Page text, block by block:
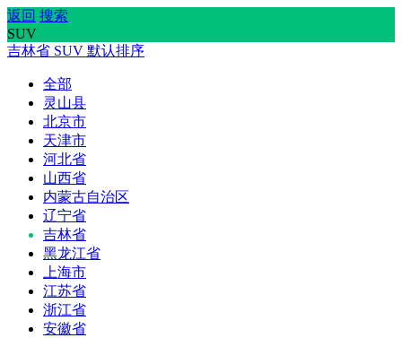
返回 搜索
SUV
吉林省 SUV 默认排序
全部
灵山县
北京市
天津市
河北省
山西省
内蒙古自治区
辽宁省
吉林省
黑龙江省
上海市
江苏省
浙江省
安徽省